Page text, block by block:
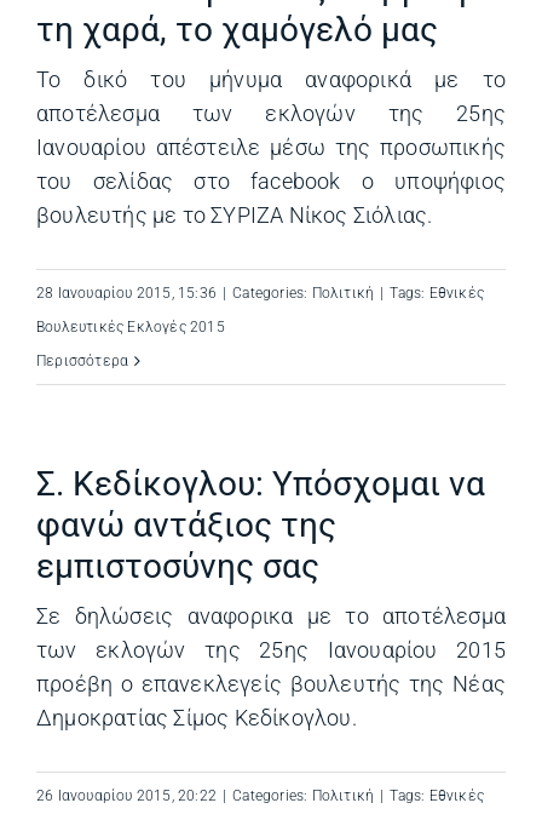
τη χαρά, το χαμόγελό μας
Το δικό του μήνυμα αναφορικά με το
αποτέλεσμα των εκλογών της 25ης
Ιανουαρίου απέστειλε μέσω της προσωπικής
του σελίδας στο facebook ο υποψήφιος
βουλευτής με το ΣΥΡΙΖΑ Νίκος Σιόλιας.
28 Ιανουαρίου 2015, 15:36 Categories: Πολιτική Tags: Εθνικές
Βουλευτικές Εκλογές 2015
Περισσότερα
Σ. Κεδίκογλου: Υπόσχομαι να
φανώ αντάξιος της
εμπιστοσύνης σας
Σε δηλώσεις αναφορικα με το αποτέλεσμα
των εκλογών της 25ης Ιανουαρίου 2015
προέβη ο επανεκλεγείς βουλευτής της Νέας
Δημοκρατίας Σίμος Κεδίκογλου.
26 Ιανουαρίου 2015, 20:22 Categories: Πολιτική Tags: Εθνικές